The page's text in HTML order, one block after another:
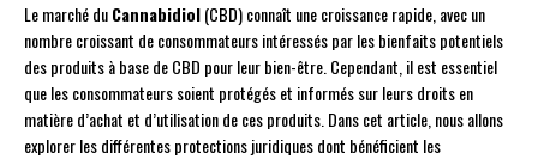
Le marché duCannabidiol(CBD) connaît une croissance rapide, avec un
nombre croissant de consommateurs intéressés par les bienfaits potentiels
des produits à base de CBD pour leur bien-être. Cependant, il est essentiel
que les consommateurs soient protégés et informés sur leurs droits en
matière d’achat et d’utilisation de ces produits. Dans cet article, nous allons
explorer les différentes protections juridiques dont bénéficient les